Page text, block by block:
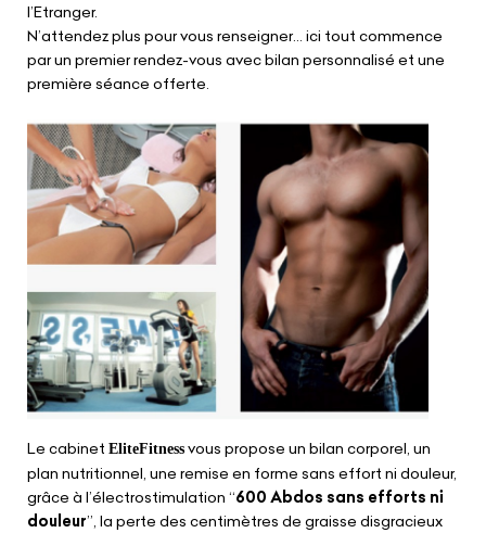
l’Etranger.
N’attendez plus pour vous renseigner… ici tout commence
par un premier rendez-vous avec bilan personnalisé et une
première séance offerte.
Le cabinet EliteFitness vous propose un bilan corporel, un
plan nutritionnel, une remise en forme sans effort ni douleur,
grâce à l’électrostimulation “600 Abdos sans efforts ni
douleur”, la perte des centimètres de graisse disgracieux